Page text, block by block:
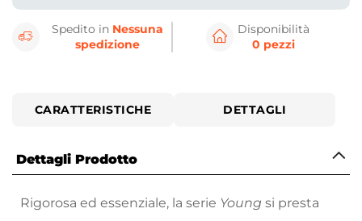
Spedito in Nessuna
spedizione
Disponibilità
0 pezzi
CARATTERISTICHE DETTAGLI
Dettagli Prodotto
Rigorosa ed essenziale, la serie Young si presta